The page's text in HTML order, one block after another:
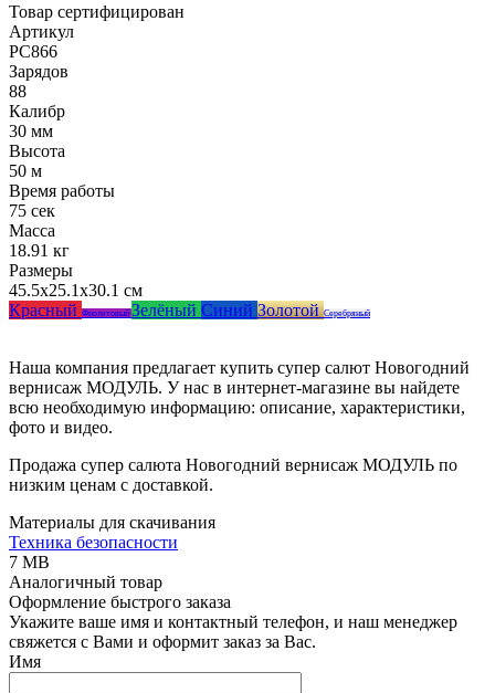
Товар сертифицирован
Артикул
РС866
Зарядов
88
Калибр
30 мм
Высота
50 м
Время работы
75 сек
Масса
18.91 кг
Размеры
45.5x25.1x30.1 см
Красный Фиолетовый Зелёный Синий ЗолотойСеребряный
Наша компания предлагает купить супер салют Новогодний
вернисаж МОДУЛЬ. У нас в интернет-магазине вы найдете
всю необходимую информацию: описание, характеристики,
фото и видео.
Продажа супер салюта Новогодний вернисаж МОДУЛЬ по
низким ценам с доставкой.
Материалы для скачивания
Техника безопасности
7 MB
Аналогичный товар
Оформление быстрого заказа
Укажите ваше имя и контактный телефон, и наш менеджер
свяжется с Вами и оформит заказ за Вас.
Имя